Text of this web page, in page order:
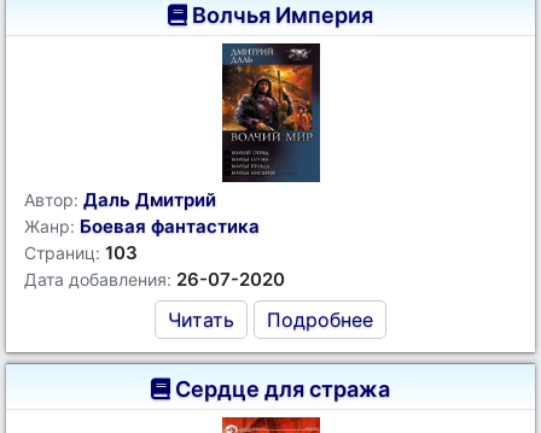
Волчья Империя
Автор: Даль Дмитрий
Жанр: Боевая фантастика
Страниц: 103
Дата добавления: 26-07-2020
Читать Подробнее
Сердце для стража